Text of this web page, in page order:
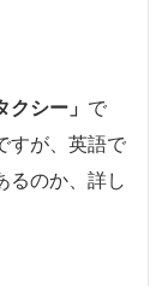
シー」 で
すが、英語で
るのか、詳し